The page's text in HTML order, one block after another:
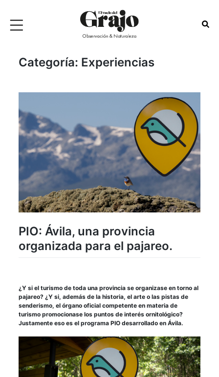
Categoría: Experiencias
PIO: Ávila, una provincia
organizada para el pajareo.
¿Y si el turismo de toda una provincia se organizase en torno al
pajareo? ¿Y si, además de la historia, el arte o las pistas de
senderismo, el órgano oficial competente en materia de
turismo promocionase los puntos de interés ornitológico?
Justamente eso es el programa PIO desarrollado en Ávila.